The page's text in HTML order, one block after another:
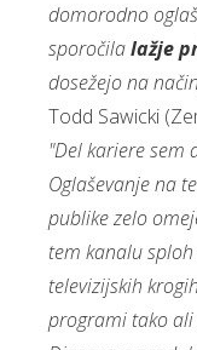
domorodno
sporočilalažje
dosežejo na
Todd Sawicki
"Del kariere sem
Oglaševanje na
publike zelo
tem kanalu
televizijskih
programi tako